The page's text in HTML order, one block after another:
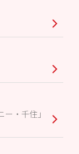
・千住」